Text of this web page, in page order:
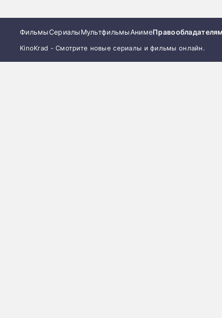
ФильмыСериалыМультфильмыАниме
KinoKrad - Смотрите новые сериалы и фильмы онлайн.